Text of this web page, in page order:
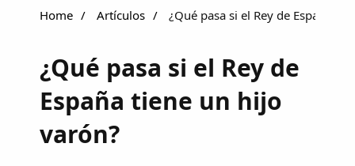
Home Artículos ¿Qué pasa si el Rey de España
¿Qué pasa si el Rey de
España tiene un hijo
varón?